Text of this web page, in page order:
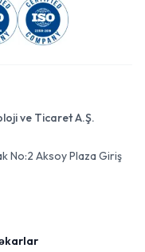
ve Ticaret A.Ş.
No:2 Aksoy Plaza Giriş